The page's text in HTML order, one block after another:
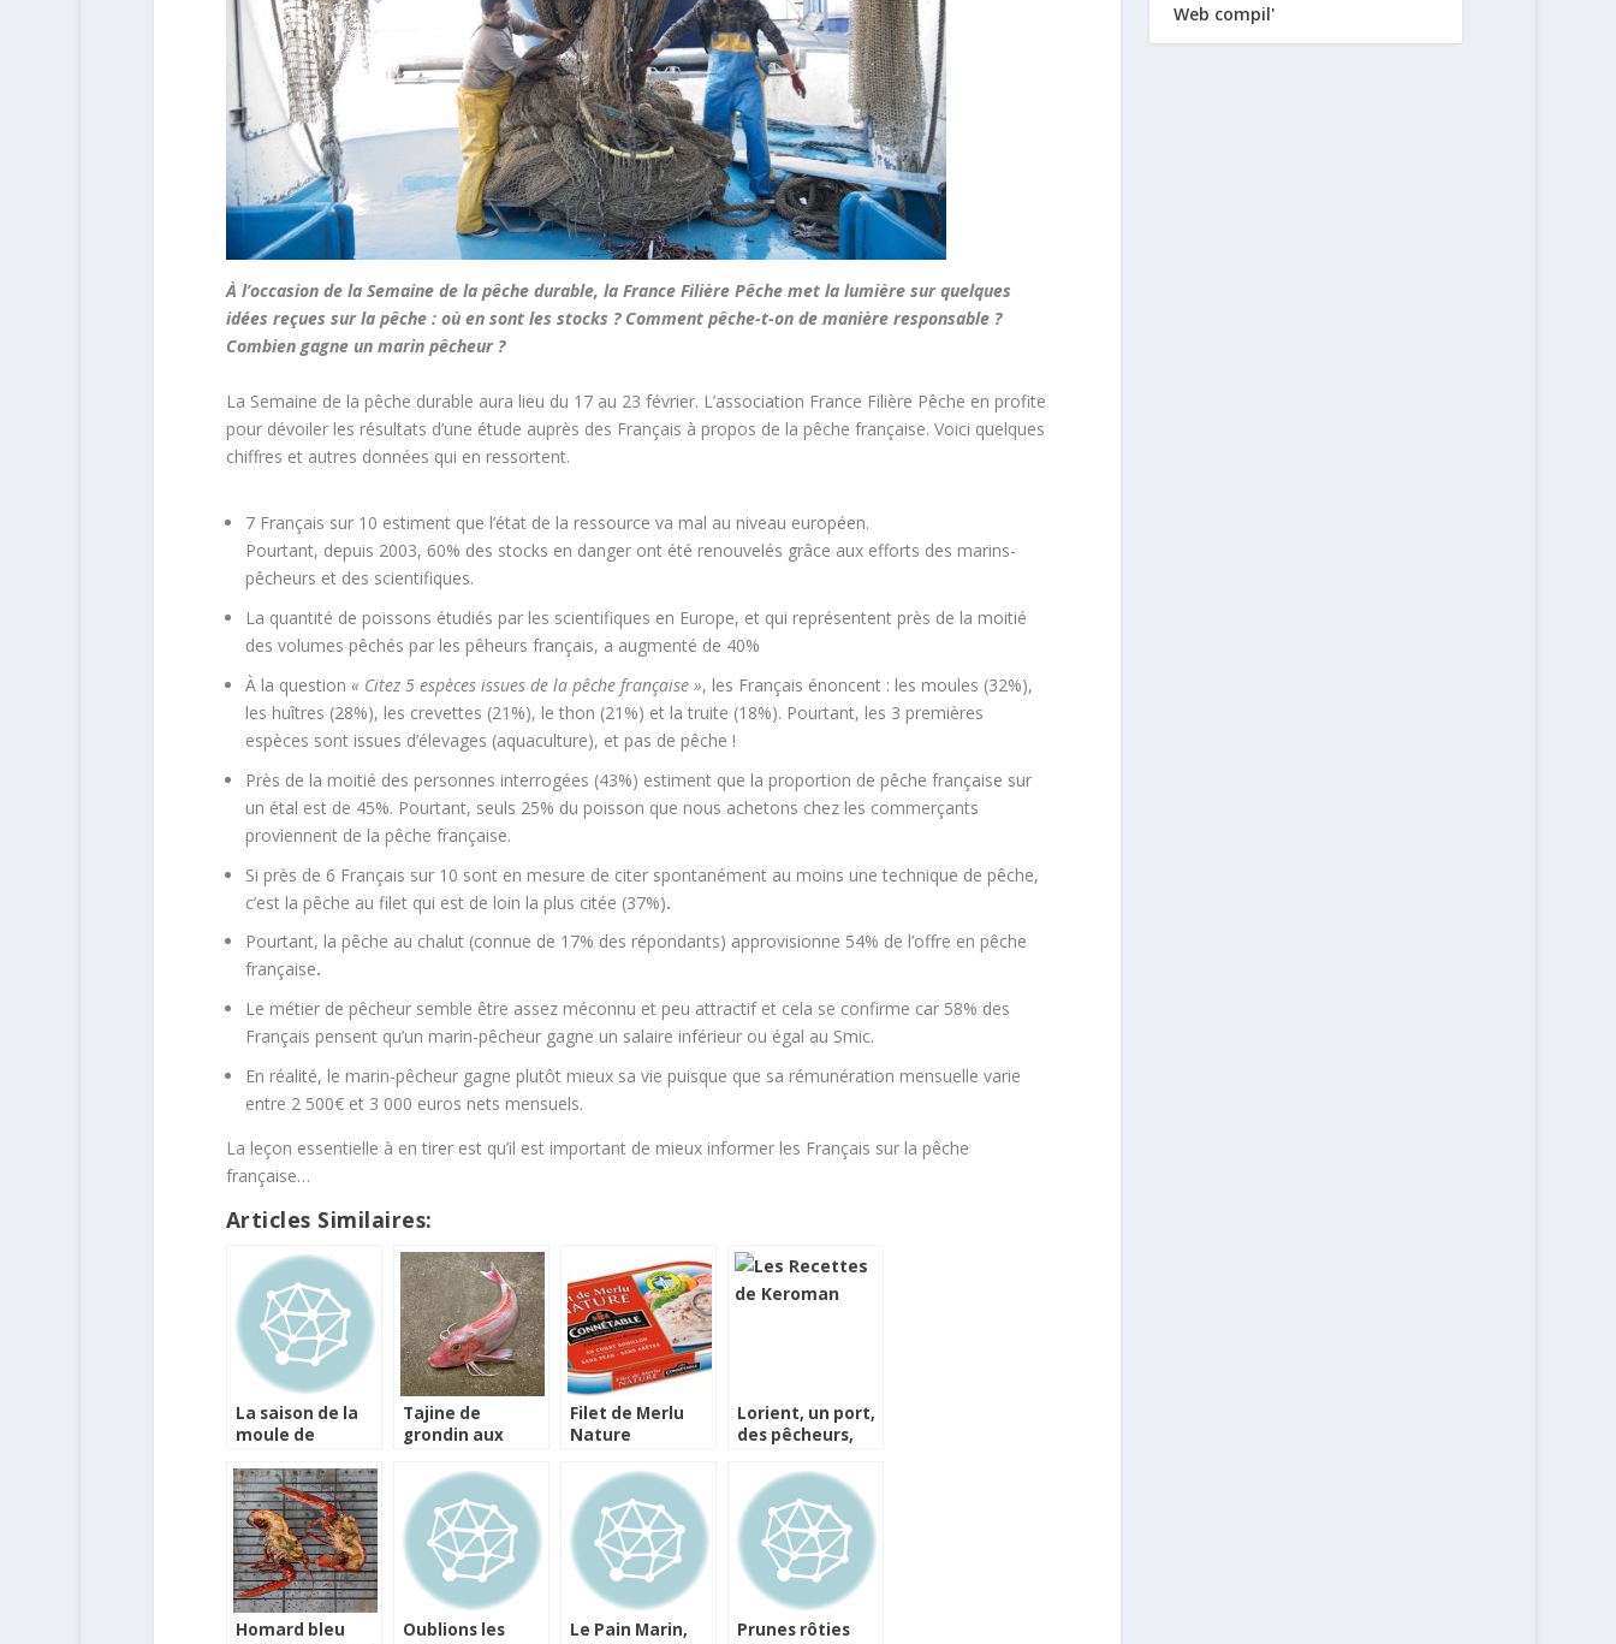
À l’occasion de la Semaine de la pêche durable, la France Filière Pêche met la lumière sur quelques
idées reçues sur la pêche : où en sont les stocks ? Comment pêche-t-on de manière responsable ?
Combien gagne un marin pêcheur ?
La Semaine de la pêche durable aura lieu du 17 au 23 février. L’association France Filière Pêche en profite
pour dévoiler les résultats d’une étude auprès des Français à propos de la pêche française. Voici quelques
chiffres et autres données qui en ressortent.
7 Français sur 10 estiment que l’état de la ressource va mal au niveau européen.
Pourtant, depuis 2003, 60% des stocks en danger ont été renouvelés grâce aux efforts des marins-
pêcheurs et des scientifiques.
La quantité de poissons étudiés par les scientifiques en Europe, et qui représentent près de la moitié
des volumes pêchés par les pêheurs français, a augmenté de 40%
À la question « Citez 5 espèces issues de la pêche française », les Français énoncent : les moules (32%),
les huîtres (28%), les crevettes (21%), le thon (21%) et la truite (18%). Pourtant, les 3 premières
espèces sont issues d’élevages (aquaculture), et pas de pêche !
Près de la moitié des personnes interrogées (43%) estiment que la proportion de pêche française sur
un étal est de 45%. Pourtant, seuls 25% du poisson que nous achetons chez les commerçants
proviennent de la pêche française.
Si près de 6 Français sur 10 sont en mesure de citer spontanément au moins une technique de pêche,
c’est la pêche au filet qui est de loin la plus citée (37%).
Pourtant, la pêche au chalut (connue de 17% des répondants) approvisionne 54% de l’offre en pêche
française.
Le métier de pêcheur semble être assez méconnu et peu attractif et cela se confirme car 58% des
Français pensent qu’un marin-pêcheur gagne un salaire inférieur ou égal au Smic.
En réalité, le marin-pêcheur gagne plutôt mieux sa vie puisque que sa rémunération mensuelle varie
entre 2 500€ et 3 000 euros nets mensuels.
La leçon essentielle à en tirer est qu’il est important de mieux informer les Français sur la pêche
française…
Articles Similaires:
La saison de la
moule de
lancée !
Tajine de
grondin aux
Filet de Merlu
Nature
Lorient, un port,
des pêcheurs,
Homard bleu
Oublions les
Le Pain Marin,
Prunes rôties
Web compil'